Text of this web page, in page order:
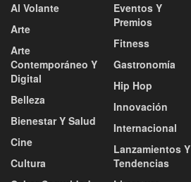
Al Volante
Arte
Arte
Contemporáneo Y
Digital
Belleza
Bienestar Y Salud
Cine
Cultura
Eventos Y
Premios
Fitness
Gastronomía
Hip Hop
Innovación
Internacional
Lanzamientos Y
Tendencias